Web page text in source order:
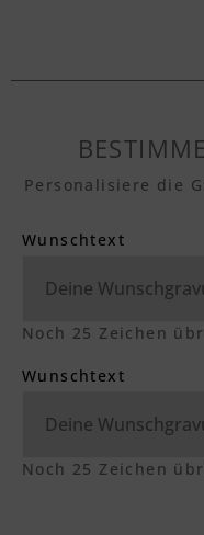
Personalisiere die
Wunschtext
Noch 25 Zeichen
Wunschtext
Noch 25 Zeichen